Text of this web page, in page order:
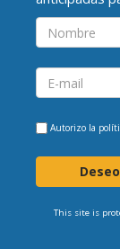
Autorizo la
This site is